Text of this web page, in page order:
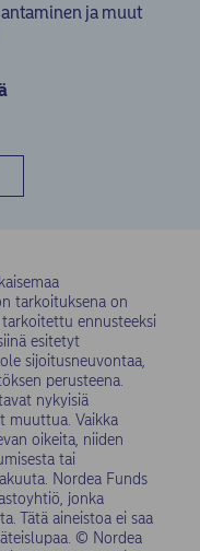
ja muut
tarkoituksena on
ennusteeksi
esitetyt
sijoitusneuvontaa,
perusteena.
nykyisiä
muuttua. Vaikka
oikeita, niiden
tai
Nordea Funds
jonka
Tätä aineistoa ei saa
© Nordea